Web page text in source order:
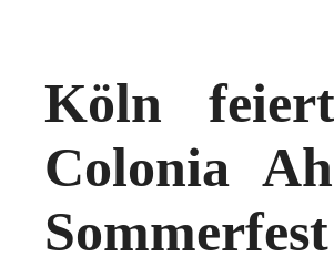
Köln
Colonia